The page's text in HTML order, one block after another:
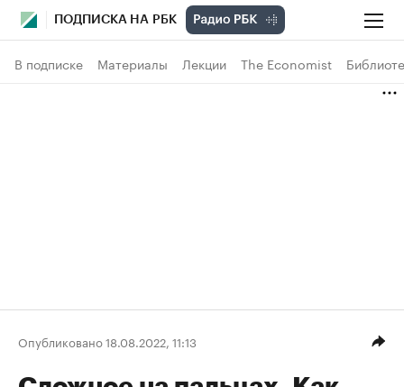
ПОДПИСКА НА РБК
В подписке Материалы Лекции The Economist
Опубликовано 18.08.2022, 11:13